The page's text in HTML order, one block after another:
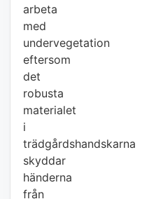
arbeta
med
undervegetation
eftersom
det
robusta
materialet
i
trädgårdshandskarna
skyddar
händerna
från